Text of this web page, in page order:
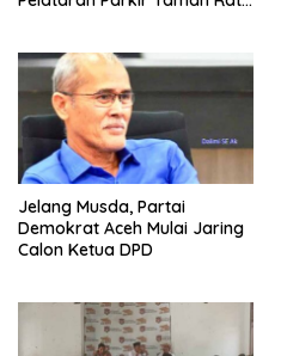
Jelang Musda, Partai
Demokrat Aceh Mulai Jaring
Calon Ketua DPD